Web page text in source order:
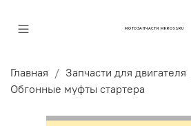
МОТОЗАПЧАСТИ MKROSS.RU
Главная
Запчасти для двигателя
Обгонные муфты стартера